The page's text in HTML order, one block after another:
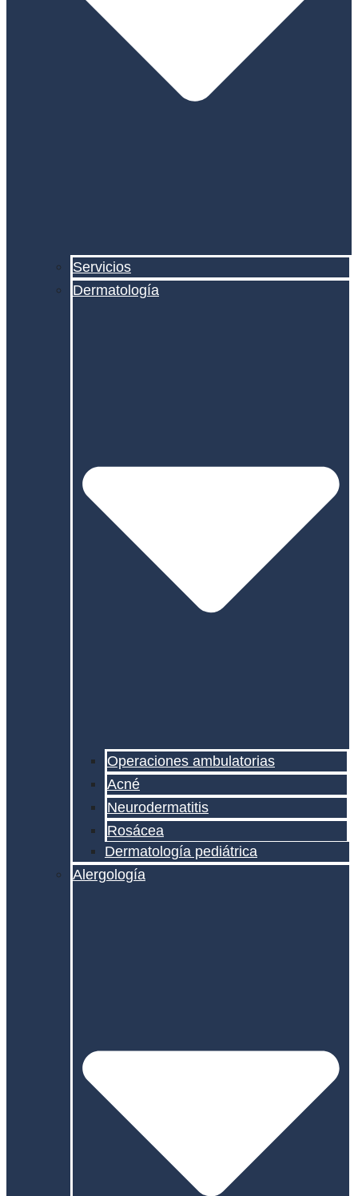
Servicios
Dermatología
Operaciones ambulatorias
Acné
Neurodermatitis
Rosácea
Dermatología pediátrica
Alergología